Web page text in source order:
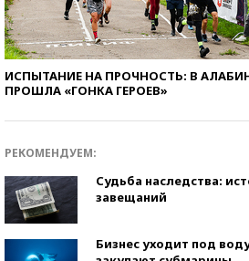
ИСПЫТАНИЕ НА ПРОЧНОСТЬ: В
ПРОШЛА «ГОНКА ГЕРОЕВ»
РЕКОМЕНДУЕМ:
Судьба наследства:
завещаний
Бизнес уходит под